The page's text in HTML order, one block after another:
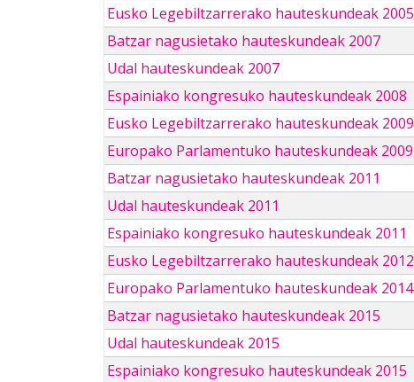
Eusko Legebiltzarrerako hauteskundeak 2005
Batzar nagusietako hauteskundeak 2007
Udal hauteskundeak 2007
Espainiako kongresuko hauteskundeak 2008
Eusko Legebiltzarrerako hauteskundeak 2009
Europako Parlamentuko hauteskundeak 2009
Batzar nagusietako hauteskundeak 2011
Udal hauteskundeak 2011
Espainiako kongresuko hauteskundeak 2011
Eusko Legebiltzarrerako hauteskundeak 2012
Europako Parlamentuko hauteskundeak 2014
Batzar nagusietako hauteskundeak 2015
Udal hauteskundeak 2015
Espainiako kongresuko hauteskundeak 2015